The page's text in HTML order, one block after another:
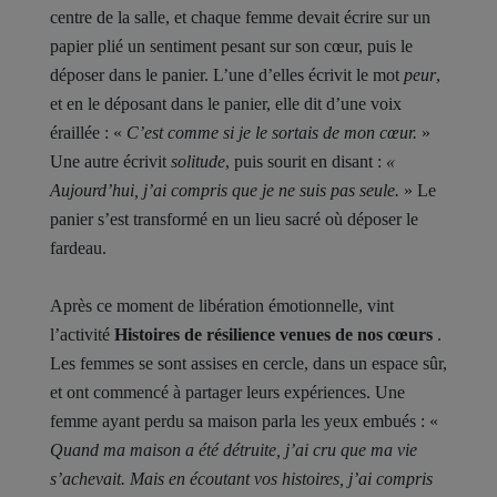
centre de la salle, et chaque femme devait écrire sur un
papier plié un sentiment pesant sur son cœur, puis le
déposer dans le panier. L’une d’elles écrivit le mot peur,
et en le déposant dans le panier, elle dit d’une voix
éraillée : « C’est comme si je le sortais de mon cœur. »
Une autre écrivit solitude, puis sourit en disant : «
Aujourd’hui, j’ai compris que je ne suis pas seule. » Le
panier s’est transformé en un lieu sacré où déposer le
fardeau.
Après ce moment de libération émotionnelle, vint
l’activité Histoires de résilience venues de nos cœurs .
Les femmes se sont assises en cercle, dans un espace sûr,
et ont commencé à partager leurs expériences. Une
femme ayant perdu sa maison parla les yeux embués : «
Quand ma maison a été détruite, j’ai cru que ma vie
s’achevait. Mais en écoutant vos histoires, j’ai compris